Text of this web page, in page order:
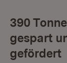
390
gespart
gefördert